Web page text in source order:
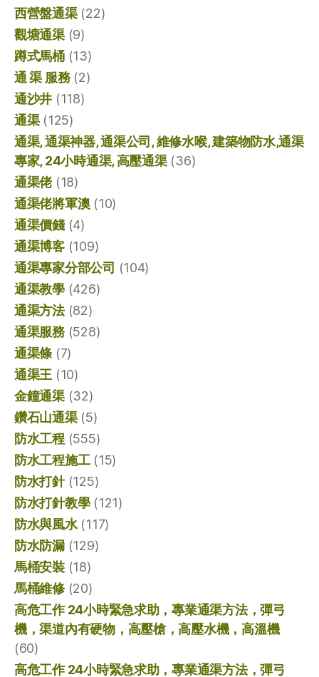
西營盤通渠(22)
觀塘通渠(9)
蹲式馬桶(13)
通 渠 服務(2)
通沙井 (118)
通渠(125)
通渠, 通渠神器, 通渠公司, 維修水喉, 建築物防水,通渠
專家, 24小時通渠, 高壓通渠(36)
通渠佬(18)
通渠佬將軍澳(10)
通渠價錢(4)
通渠博客(109)
通渠專家分部公司 (104)
通渠教學(426)
通渠方法(82)
通渠服務(528)
通渠條 (7)
通渠王 (10)
金鐘通渠(32)
鑽石山通渠(5)
防水工程(555)
防水工程施工(15)
防水打針(125)
防水打針教學(121)
防水與風水(117)
防水防漏(129)
馬桶安裝(18)
馬桶維修(20)
高危工作 24小時緊急求助，專業通渠方法，彈弓
機，渠道內有硬物，高壓槍，高壓水機，高溫機
(60)
高危工作 24小時緊急求助，專業通渠方法，彈弓